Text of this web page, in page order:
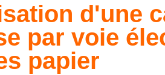
d'une
par voie
papier